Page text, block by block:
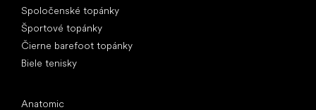
Spoločenské topánky
Športové topánky
Čierne barefoot topánky
Biele tenisky
Anatomic